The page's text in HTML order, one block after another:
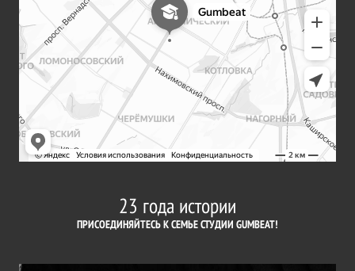
23 года истории
ПРИСОЕДИНЯЙТЕСЬ К СЕМЬЕ СТУДИИ GUMBEAT!